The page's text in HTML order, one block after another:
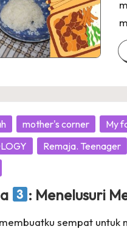
mother's corner My
Remaja. Teenager
: Menelusuri
sempat